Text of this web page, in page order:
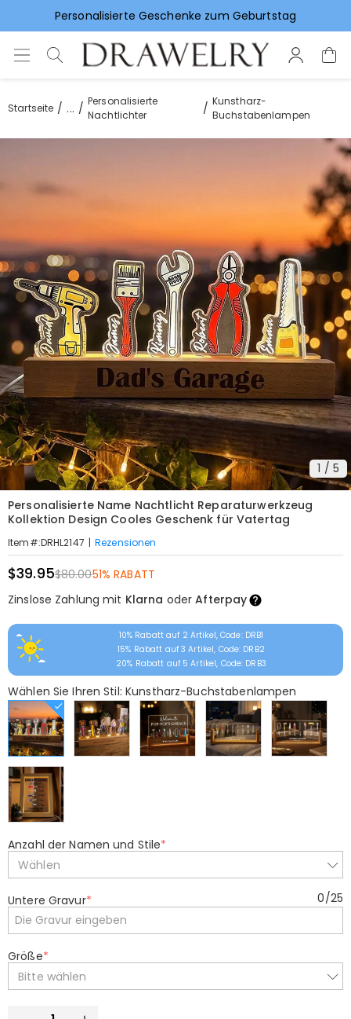
Vorlieben für Hochzeitsgeschenke
Startseite ...
Personalisierte
Nachtlichter
Kunstharz-
Buchstabenlampen
1 / 5
Personalisierte Name Nachtlicht Reparaturwerkzeug
Kollektion Design Cooles Geschenk für Vatertag
Item#:DRHL2147 | Rezensionen
$39.95$80.0051% RABATT
Zinslose Zahlung mit Klarna oderAfterpay
10% Rabatt auf 2 Artikel, Code: DRB1
15% Rabatt auf 3 Artikel, Code: DRB2
20% Rabatt auf 5 Artikel, Code: DRB3
Wählen Sie Ihren Stil: Kunstharz-Buchstabenlampen
Anzahl der Namen und Stile*
Wählen
Untere Gravur* 0/25
Größe*
Bitte wählen